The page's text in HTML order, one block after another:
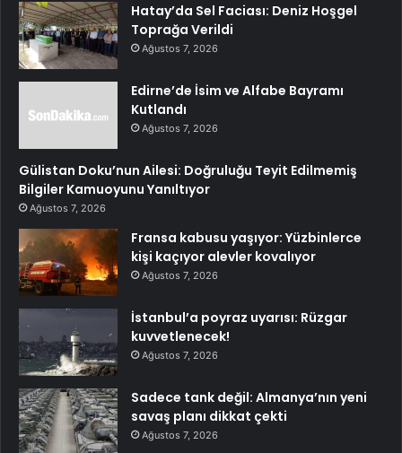
Hatay’da Sel Faciası: Deniz Hoşgel
Toprağa Verildi
Ağustos 7, 2026
Edirne’de İsim ve Alfabe Bayramı
Kutlandı
Ağustos 7, 2026
Gülistan Doku’nun Ailesi: Doğruluğu Teyit Edilmemiş
Bilgiler Kamuoyunu Yanıltıyor
Ağustos 7, 2026
Fransa kabusu yaşıyor: Yüzbinlerce
kişi kaçıyor alevler kovalıyor
Ağustos 7, 2026
İstanbul’a poyraz uyarısı: Rüzgar
kuvvetlenecek!
Ağustos 7, 2026
Sadece tank değil: Almanya’nın yeni
savaş planı dikkat çekti
Ağustos 7, 2026